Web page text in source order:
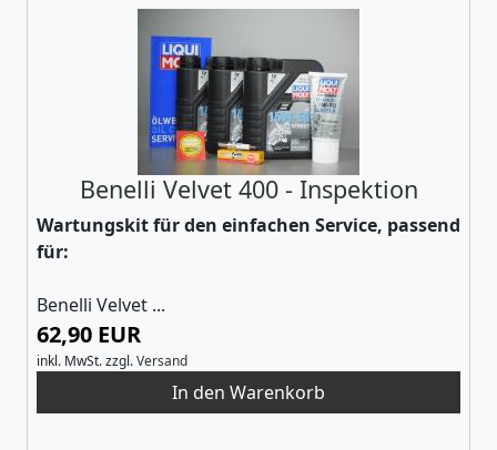
Benelli Velvet 400 - Inspektion
Wartungskit für den einfachen Service, passend
für:
Benelli Velvet ...
62,90 EUR
inkl. MwSt.zzgl.Versand